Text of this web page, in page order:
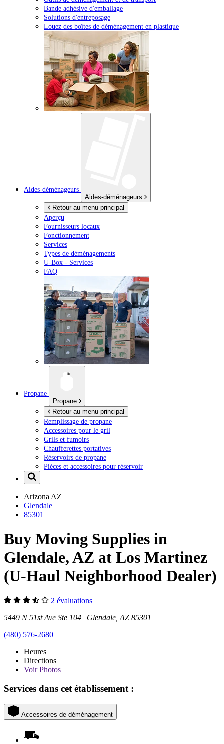
Bande adhésive d'emballage
Solutions d'entreposage
Louez des boîtes de déménagement en plastique
Aides-déménageurs
Aides-déménageurs
Retour au menu principal
Aperçu
Fournisseurs locaux
Fonctionnement
Services
Types de déménagements
U-Box - Services
FAQ
Propane
Propane
Retour au menu principal
Remplissage de propane
Accessoires pour le gril
Grils et fumoirs
Chaufferettes portatives
Réservoirs de propane
Pièces et accessoires pour réservoir
Arizona AZ
Glendale
85301
Buy Moving Supplies in
Glendale, AZ at Los Martinez
(U-Haul Neighborhood Dealer)
2 évaluations
5449 N 51st Ave Ste 104 Glendale, AZ 85301
(480) 576-2680
Heures
Directions
VoirPhotos
Services dans cet établissement :
Accessoires de déménagement